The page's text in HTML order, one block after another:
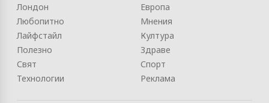
Лондон
Любопитно
Лайфстайл
Полезно
Свят
Технологии
Европа
Мнения
Култура
Здраве
Спорт
Реклама